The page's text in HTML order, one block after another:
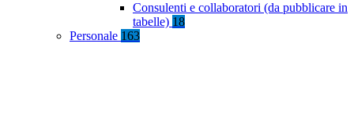
Consulenti e collaboratori (da pubblicare in
tabelle) 18
Personale 163